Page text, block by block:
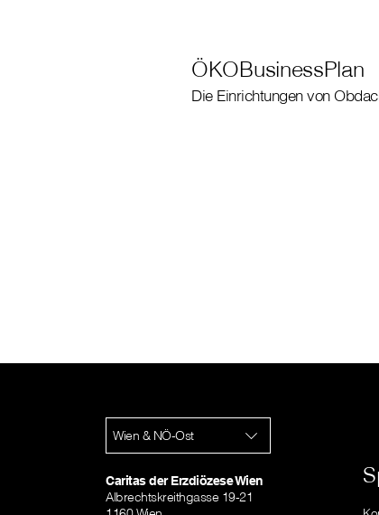
ÖKOBusinessPlan
Die Einrichtungen von
Wien & NÖ-Ost
Caritas der Erzdiözese Wien
Albrechtskreithgasse 19-21